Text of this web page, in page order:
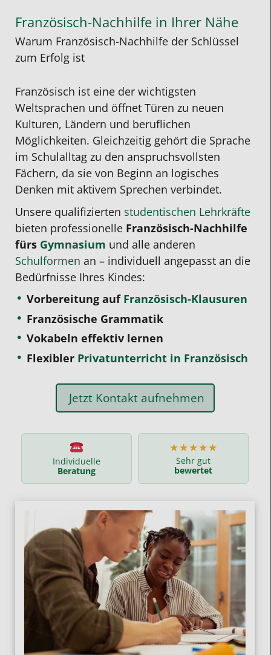
Französisch-Nachhilfe in Ihrer Nähe
Warum Französisch-Nachhilfe der Schlüssel
zum Erfolg ist
Französisch ist eine der wichtigsten
Weltsprachen und öffnet Türen zu neuen
Kulturen, Ländern und beruflichen
Möglichkeiten. Gleichzeitig gehört die Sprache
im Schulalltag zu den anspruchsvollsten
Fächern, da sie von Beginn an logisches
Denken mit aktivem Sprechen verbindet.
Unsere qualifizierten studentischen Lehrkräfte
bieten professionelle Französisch-Nachhilfe
fürs Gymnasium und alle anderen
Schulformen an – individuell angepasst an die
Bedürfnisse Ihres Kindes:
Vorbereitung auf Französisch-Klausuren
Französische Grammatik
Vokabeln effektiv lernen
Flexibler Privatunterricht in Französisch
Jetzt Kontakt aufnehmen
Individuelle
Beratung
★★★★★
Sehr gut
bewertet